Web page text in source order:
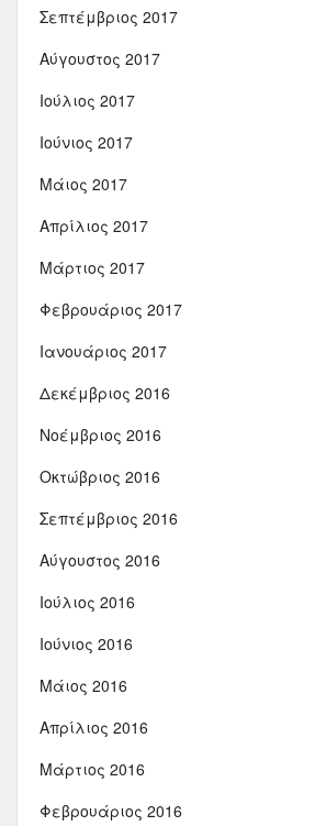
Σεπτέμβριος 2017
Αύγουστος 2017
Ιούλιος 2017
Ιούνιος 2017
Μάιος 2017
Απρίλιος 2017
Μάρτιος 2017
Φεβρουάριος 2017
Ιανουάριος 2017
Δεκέμβριος 2016
Νοέμβριος 2016
Οκτώβριος 2016
Σεπτέμβριος 2016
Αύγουστος 2016
Ιούλιος 2016
Ιούνιος 2016
Μάιος 2016
Απρίλιος 2016
Μάρτιος 2016
Φεβρουάριος 2016